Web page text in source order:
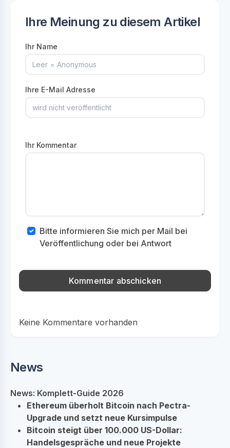
Ihre Meinung zu diesem Artikel
Ihr Name
Ihre E-Mail Adresse
Ihr Kommentar
Bitte informieren Sie mich per Mail bei
Veröffentlichung oder bei Antwort
Keine Kommentare vorhanden
News
News: Komplett-Guide 2026
Ethereum überholt Bitcoin nach Pectra-
Upgrade und setzt neue Kursimpulse
Bitcoin steigt über 100.000 US-Dollar:
Handelsgespräche und neue Projekte